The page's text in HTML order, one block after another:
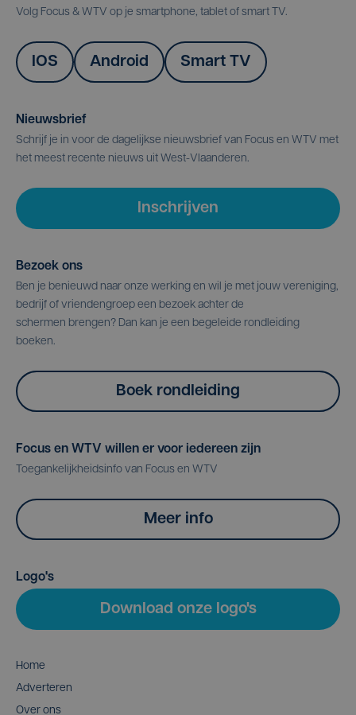
Volg Focus & WTV op je smartphone, tablet of smart TV.
IOS Android Smart TV
Nieuwsbrief
Schrijf je in voor de dagelijkse nieuwsbrief van Focus en WTV met
het meest recente nieuws uit West-Vlaanderen.
Inschrijven
Bezoek ons
Ben je benieuwd naar onze werking en wil je met jouw vereniging,
bedrijf of vriendengroep een bezoek achter de
schermen brengen? Dan kan je een begeleide rondleiding
boeken.
Boek rondleiding
Focus en WTV willen er voor iedereen zijn
Toegankelijkheidsinfo van Focus en WTV
Meer info
Logo's
Download onze logo's
Home
Adverteren
Over ons